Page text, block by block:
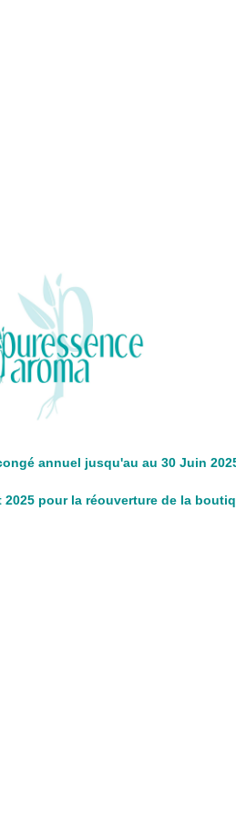
annuel jusqu'au au 30 Juin
pour la réouverture de la